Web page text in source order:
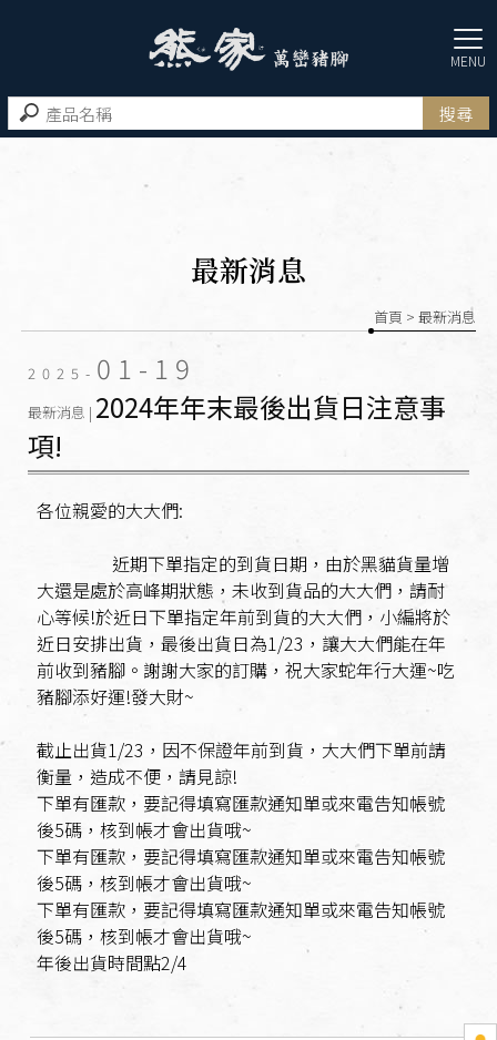
最新消息
首頁 > 最新消息
2025- 01-19
最新消息 | 2024年年末最後出貨日注意事
項!
各位親愛的大大們:
近期下單指定的到貨日期，由於黑貓貨量增
大還是處於高峰期狀態，未收到貨品的大大們，請耐
心等候!於近日下單指定年前到貨的大大們，小編將於
近日安排出貨，最後出貨日為1/23，讓大大們能在年
前收到豬腳。謝謝大家的訂購，祝大家蛇年行大運~吃
豬腳添好運!發大財~
截止出貨1/23，因不保證年前到貨，大大們下單前請
衡量，造成不便，請見諒!
下單有匯款，要記得填寫匯款通知單或來電告知帳號
後5碼，核到帳才會出貨哦~
下單有匯款，要記得填寫匯款通知單或來電告知帳號
後5碼，核到帳才會出貨哦~
下單有匯款，要記得填寫匯款通知單或來電告知帳號
後5碼，核到帳才會出貨哦~
年後出貨時間點2/4